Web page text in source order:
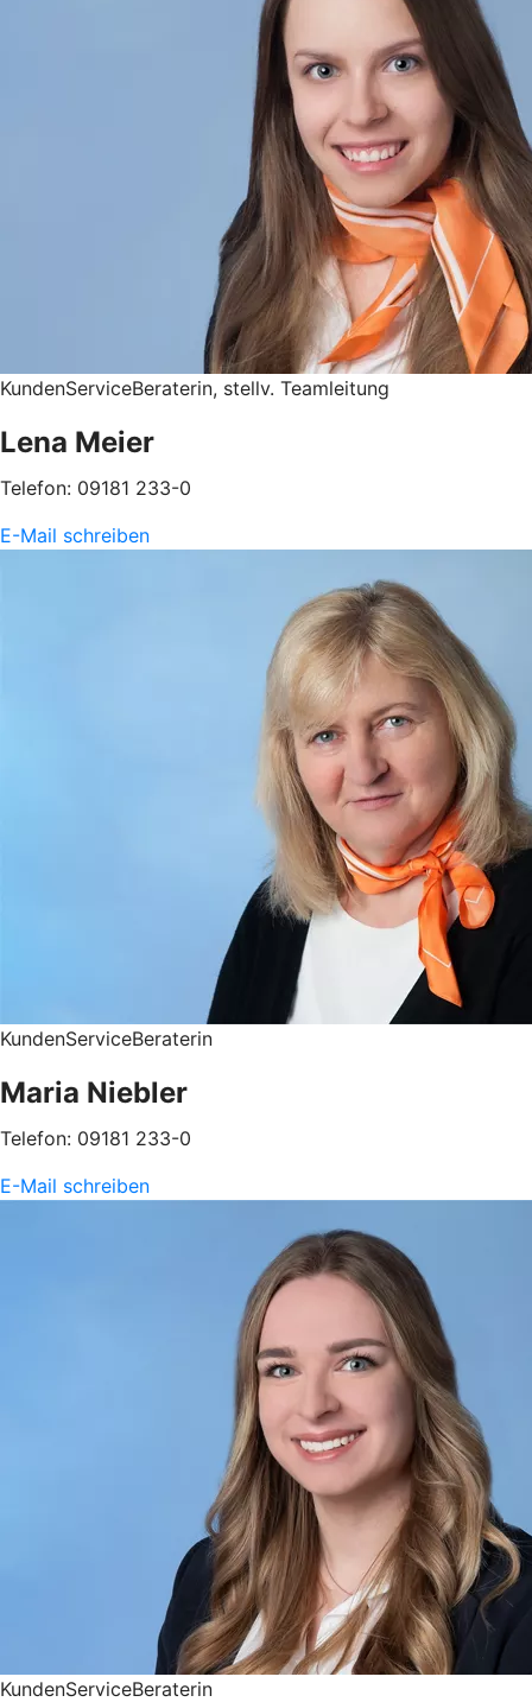
KundenServiceBeraterin, stellv. Teamleitung
Lena Meier
Telefon: 09181 233-0
E-Mail schreiben
KundenServiceBeraterin
Maria Niebler
Telefon: 09181 233-0
E-Mail schreiben
KundenServiceBeraterin